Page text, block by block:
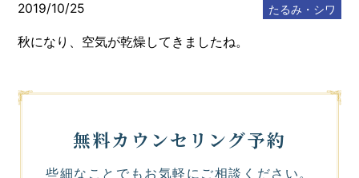
2019/10/25 たるみ・シワ
秋になり、空気が乾燥してきましたね。
無料カウンセリング予約
些細なことでもお気軽にご相談ください。